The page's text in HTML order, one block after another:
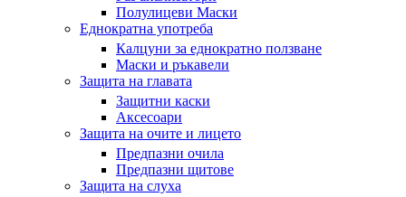
Полулицеви Маски
Еднократна употреба
Калцуни за еднократно ползване
Маски и ръкавели
Защита на главата
Защитни каски
Аксесоари
Защита на очите и лицето
Предпазни очила
Предпазни щитове
Защита на слуха